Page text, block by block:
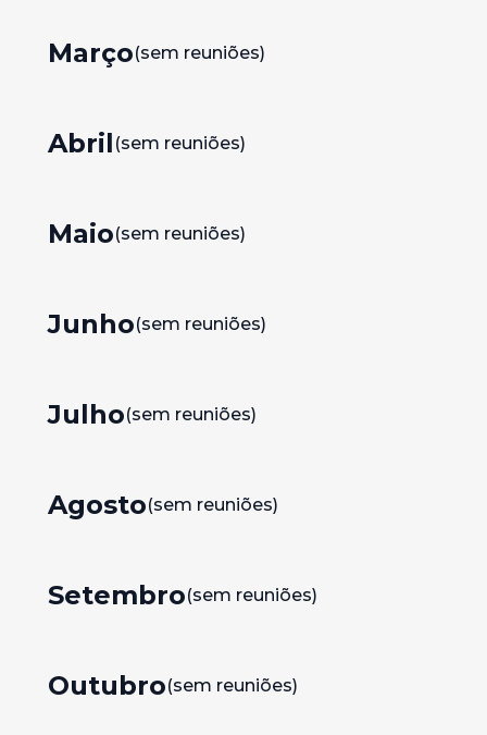
Março(sem reuniões)
Abril (sem reuniões)
Maio(sem reuniões)
Junho(sem reuniões)
Julho(sem reuniões)
Agosto(sem reuniões)
Setembro(sem reuniões)
Outubro(sem reuniões)